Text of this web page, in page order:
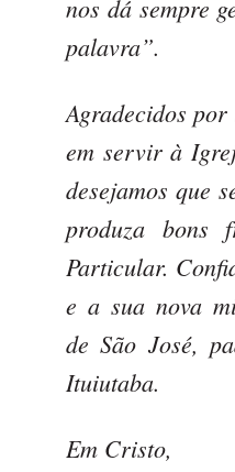
nos dá sempre
palavra”.
Agradecidos
em servir à
desejamos que
produza bons
Particular.
e a sua nova
de São José,
Ituiutaba.
Em Cristo,